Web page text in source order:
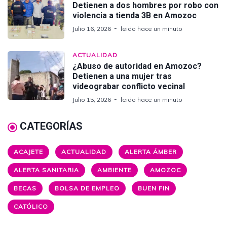
Detienen a dos hombres por robo con
violencia a tienda 3B en Amozoc
Julio 16, 2026 leido hace un minuto
ACTUALIDAD
¿Abuso de autoridad en Amozoc?
Detienen a una mujer tras
videograbar conflicto vecinal
Julio 15, 2026 leido hace un minuto
CATEGORÍAS
ACAJETE ACTUALIDAD ALERTA ÁMBER
ALERTA SANITARIA AMBIENTE AMOZOC
BECAS BOLSA DE EMPLEO BUEN FIN
CATÓLICO